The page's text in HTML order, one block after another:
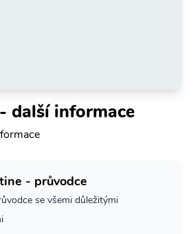
další informace
- průvodce
se všemi důležitými